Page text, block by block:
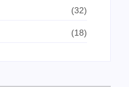
(32)
(18)